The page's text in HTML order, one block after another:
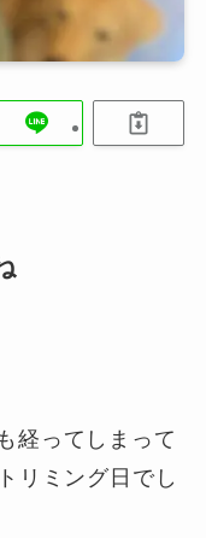
経ってしまって
リミング日でし